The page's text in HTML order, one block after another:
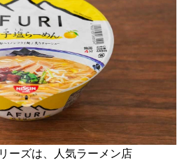
ーズは、人気ラーメン店